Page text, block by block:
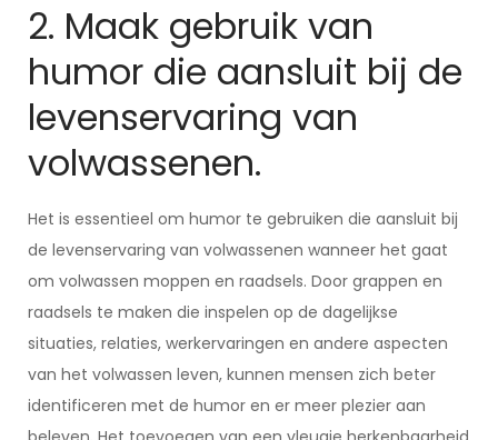
2. Maak gebruik van
humor die aansluit bij de
levenservaring van
volwassenen.
Het is essentieel om humor te gebruiken die aansluit bij
de levenservaring van volwassenen wanneer het gaat
om volwassen moppen en raadsels. Door grappen en
raadsels te maken die inspelen op de dagelijkse
situaties, relaties, werkervaringen en andere aspecten
van het volwassen leven, kunnen mensen zich beter
identificeren met de humor en er meer plezier aan